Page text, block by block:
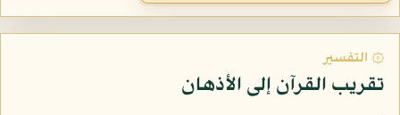
۞ التفسير
تقريب القرآن إلى الأذهان